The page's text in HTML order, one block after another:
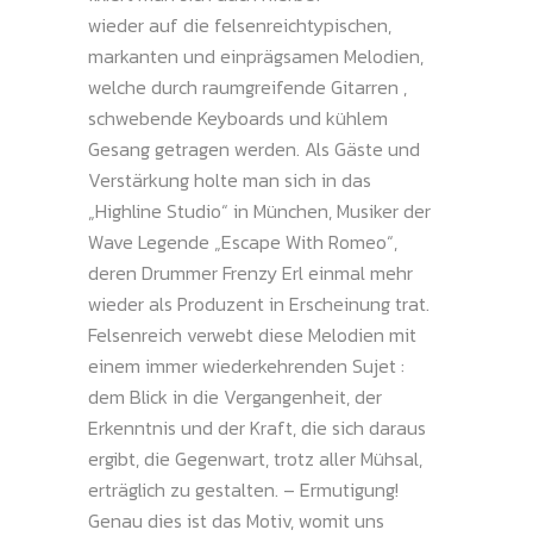
wieder auf die felsenreichtypischen,
markanten und einprägsamen Melodien,
welche durch raumgreifende Gitarren ,
schwebende Keyboards und kühlem
Gesang getragen werden. Als Gäste und
Verstärkung holte man sich in das
„Highline Studio“ in München, Musiker der
Wave Legende „Escape With Romeo“,
deren Drummer Frenzy Erl einmal mehr
wieder als Produzent in Erscheinung trat.
Felsenreich verwebt diese Melodien mit
einem immer wiederkehrenden Sujet :
dem Blick in die Vergangenheit, der
Erkenntnis und der Kraft, die sich daraus
ergibt, die Gegenwart, trotz aller Mühsal,
erträglich zu gestalten. – Ermutigung!
Genau dies ist das Motiv, womit uns